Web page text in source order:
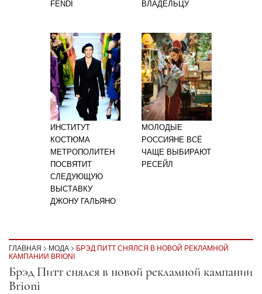
FENDI ВЛАДЕЛЬЦУ
ИНСТИТУТ
КОСТЮМА
МЕТРОПОЛИТЕН
ПОСВЯТИТ
СЛЕДУЮЩУЮ
ВЫСТАВКУ
ДЖОНУ ГАЛЬЯНО
МОЛОДЫЕ
РОССИЯНЕ ВСЁ
ЧАЩЕ ВЫБИРАЮТ
РЕСЕЙЛ
ГЛАВНАЯ МОДА
БРЭД ПИТТ СНЯЛСЯ В НОВОЙ РЕКЛАМНОЙ
КАМПАНИИ BRIONI
Секция статей
Брэд Питт снялся в новой рекламной кампании
Brioni